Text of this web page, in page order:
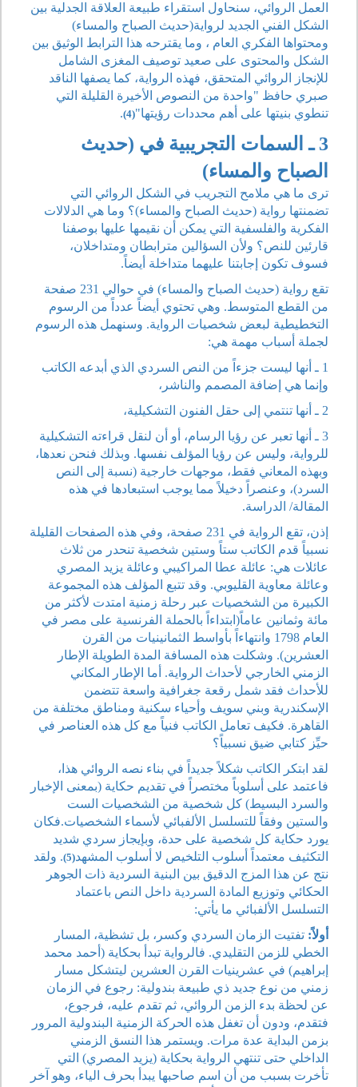
العمل الروائي، سنحاول استقراء طبيعة العلاقة الجدلية بين
الشكل الفني الجديد لرواية(حديث الصباح والمساء)
ومحتواها الفكري العام ، وما يقترحه هذا الترابط الوثيق بين
الشكل والمحتوى على صعيد توصيف المغزى الشامل
للإنجاز الروائي المتحقق، فهذه الرواية، كما يصفها الناقد
صبري حافظ "واحدة من النصوص الأخيرة القليلة التي
تنطوي بنيتها على أهم محددات رؤيتها"(4)
.
3 ـ السمات التجريبية في (حديث
الصباح والمساء)
ترى ما هي ملامح التجريب في الشكل الروائي التي
تضمنتها رواية (حديث الصباح والمساء)؟ وما هي الدلالات
الفكرية والفلسفية التي يمكن أن نقيمها عليها بوصفنا
قارئين للنص؟ ولأن السؤالين مترابطان ومتداخلان،
فسوف تكون إجابتنا عليهما متداخلة أيضاً.
تقع رواية (حديث الصباح والمساء) في حوالي 231 صفحة
من القطع المتوسط. وهي تحتوي أيضاً عدداً من الرسوم
التخطيطية لبعض شخصيات الرواية. وسنهمل هذه الرسوم
لجملة أسباب مهمة هي:
1 ـ أنها ليست جزءاً من النص السردي الذي أبدعه الكاتب
وإنما هي إضافة المصمم والناشر،
2 ـ أنها تنتمي إلى حقل الفنون التشكيلية،
3 ـ أنها تعبر عن رؤيا الرسام، أو أن لنقل قراءته التشكيلية
للرواية، وليس عن رؤيا المؤلف نفسها. وبذلك فنحن نعدها،
وبهذه المعاني فقط، موجهات خارجية (نسبة إلى النص
السرد)، وعنصراً دخيلاً مما يوجب استبعادها في هذه
المقالة/ الدراسة.
إذن، تقع الرواية في 231 صفحة، وفي هذه الصفحات القليلة
نسبياً قدم الكاتب ستاً وستين شخصية تنحدر من ثلاث
عائلات هي: عائلة عطا المراكيبي وعائلة يزيد المصري
وعائلة معاوية القليوبي. وقد تتبع المؤلف هذه المجموعة
الكبيرة من الشخصيات عبر رحلة زمنية امتدت لأكثر من
مائة وثمانين عاماً(ابتداءاً بالحملة الفرنسية على مصر في
العام 1798 وانتهاءاً بأواسط الثمانينيات من القرن
العشرين). وشكلت هذه المسافة المدة الطويلة الإطار
الزمني الخارجي لأحداث الرواية. أما الإطار المكاني
للأحداث فقد شمل رقعة جغرافية واسعة تتضمن
الإسكندرية وبني سويف وأحياء سكنية ومناطق مختلفة من
القاهرة. فكيف تعامل الكاتب فنياً مع كل هذه العناصر في
حيِّز كتابي ضيق نسبياً؟
لقد ابتكر الكاتب شكلاً جديداً في بناء نصه الروائي هذا،
فاعتمد على أسلوباً مختصراً في تقديم حكاية (بمعنى الإخبار
والسرد البسيط) كل شخصية من الشخصيات الست
والستين وفقاً للتسلسل الألفبائي لأسماء الشخصيات.فكان
يورد حكاية كل شخصية على حدة، وبإيجاز سردي شديد
التكثيف معتمداً أسلوب التلخيص لا أسلوب المشهد(5)
. ولقد
نتج عن هذا المزج الدقيق بين البنية السردية ذات الجوهر
الحكائي وتوزيع المادة السردية داخل النص باعتماد
التسلسل الألفبائي ما يأتي:
أولاً: تفتيت الزمان السردي وكسر، بل تشظية، المسار
الخطي للزمن التقليدي. فالرواية تبدأ بحكاية (أحمد محمد
إبراهيم) في عشرينيات القرن العشرين ليتشكل مسار
زمني من نوع جديد ذي طبيعة بندولية: رجوع في الزمان
عن لحظة بدء الزمن الروائي، ثم تقدم عليه، فرجوع،
فتقدم، ودون أن تغفل هذه الحركة الزمنية البندولية المرور
بزمن البداية عدة مرات. ويستمر هذا النسق الزمني
الداخلي حتى تنتهي الرواية بحكاية (يزيد المصري) التي
تأخرت بسبب من أن اسم صاحبها يبدأ بحرف الياء، وهو آخر